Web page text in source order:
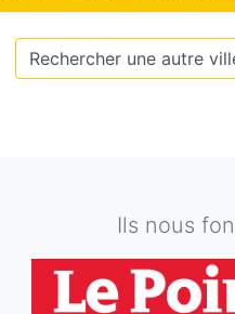
Rechercher une autre
Ils nous